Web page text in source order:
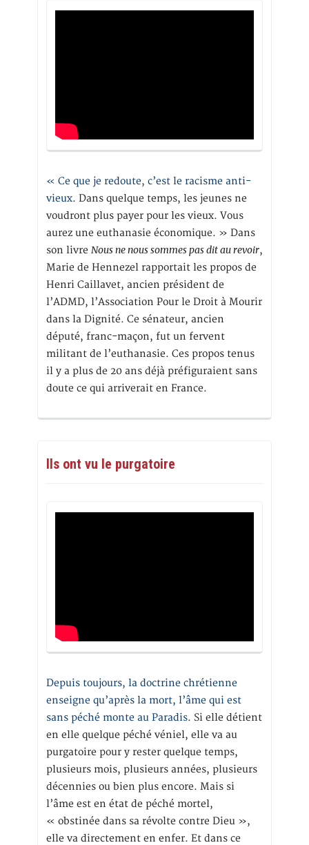
« Ce que je redoute, c’est le racisme anti-
vieux. Dans quelque temps, les jeunes ne
voudront plus payer pour les vieux. Vous
aurez une euthanasie économique. » Dans
son livre Nous ne nous sommes pas dit au revoir,
Marie de Hennezel rapportait les propos de
Henri Caillavet, ancien président de
l’ADMD, l’Association Pour le Droit à Mourir
dans la Dignité. Ce sénateur, ancien
député, franc-maçon, fut un fervent
militant de l’euthanasie. Ces propos tenus
il y a plus de 20 ans déjà préfiguraient sans
doute ce qui arriverait en France.
Ils ont vu le purgatoire
Depuis toujours, la doctrine chrétienne
enseigne qu’après la mort, l’âme qui est
sans péché monte au Paradis. Si elle détient
en elle quelque péché véniel, elle va au
purgatoire pour y rester quelque temps,
plusieurs mois, plusieurs années, plusieurs
décennies ou bien plus encore. Mais si
l’âme est en état de péché mortel,
« obstinée dans sa révolte contre Dieu »,
elle va directement en enfer. Et dans ce